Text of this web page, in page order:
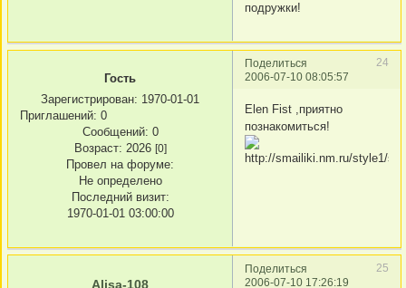
подружки!
Поделиться
24
2006-07-10 08:05:57
Гость
Зарегистрирован: 1970-01-01
Приглашений: 0
Сообщений: 0
Возраст: 2026 [0]
Провел на форуме:
Не определено
Последний визит:
1970-01-01 03:00:00
Elen Fist ,приятно
познакомиться!
Поделиться
25
2006-07-10 17:26:19
Alisa-108